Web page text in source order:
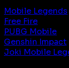
Mobile Legends
Free Fire
PUBG Mobile
Genshin Impact
Joki Mobile